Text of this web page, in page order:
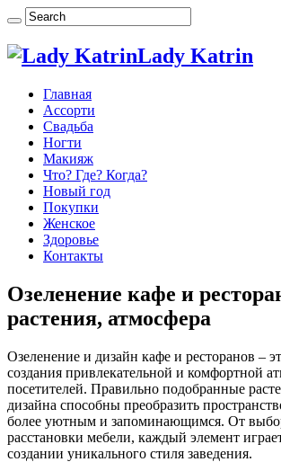
Lady Katrin
Главная
Ассорти
Свадьба
Ногти
Макияж
Что? Где? Когда?
Новый год
Покупки
Женское
Здоровье
Контакты
Озеленение кафе и
растения, атмосфера
Озеленение и дизайн кафе и ресторанов –
создания привлекательной и комфортной
посетителей. Правильно подобранные
дизайна способны преобразить
более уютным и запоминающимся. От
расстановки мебели, каждый элемент
создании уникального стиля заведения.